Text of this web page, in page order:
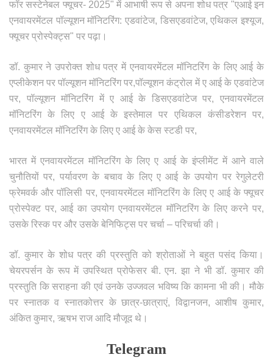
फॉर सस्टेनेबल फ्यूचर- 2025" में आभाषी रूप से अपना शोध पत्र "एआई इन
एनवायरमेंटल पॉल्यूशन मॉनिटरिंग: एडवांटेज, डिसएडवांटेज, एथिकल इश्यूज,
फ्यूचर प्रोस्पेक्ट्स" पर पढ़ा।
डॉ. कुमार ने उपरोक्त शोध पत्र में एनवायरमेंटल मॉनिटरिंग के लिए आई के
एप्लीकेशन पर पॉल्यूशन मॉनिटरिंग पर,पॉल्यूशन कंट्रोल में ए आई के एडवांटेज
पर, पॉल्यूशन मॉनिटरिंग में ए आई के डिसएडवांटेज पर, एनवायरमेंटल
मॉनिटरिंग के लिए ए आई के इस्तेमाल पर एथिकल कंसीडरेशन पर,
एनवायरमेंटल मॉनिटरिंग के लिए ए आई के केस स्टडी पर,
भारत में एनवायरमेंटल मॉनिटरिंग के लिए ए आई के इंप्लीमेंट में आने वाले
चुनौतियों पर, पर्यावरण के बचाव के लिए ए आई के उपयोग पर रेगुलेटरी
फ्रेमवर्क और पॉलिसी पर, एनवायरमेंटल मॉनिटरिंग के लिए ए आई के फ्यूचर
प्रोस्पेक्ट पर, आई का उपयोग एनवायरमेंटल मॉनिटरिंग के लिए करने पर,
उसके रिस्क पर और उसके बेनिफिट्स पर चर्चा – परिचर्चा की।
डॉ. कुमार के शोध पत्र की प्रस्तुति को श्रोताओं ने बहुत पसंद किया।
चेयरपर्सन के रूप में उपस्थित प्रोफेसर बी. एन. झा ने भी डॉ. कुमार की
प्रस्तुति कि सराहना की एवं उनके उज्जवल भविष्य कि कामना भी की। मौके
पर स्नातक व स्नातकोत्तर के छात्र-छात्राएं, विद्वानजन, आशीष कुमार,
अंकित कुमार, ऋषभ राज आदि मौजूद थे।
Telegram